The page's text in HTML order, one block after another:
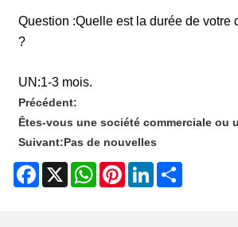
Question :Quelle est la durée de votre
?
UN:1-3 mois.
Précédent:
Êtes-vous une société commerciale ou
Suivant:Pas de nouvelles
Facebook
X WhatsAppPinterestLinkedIn